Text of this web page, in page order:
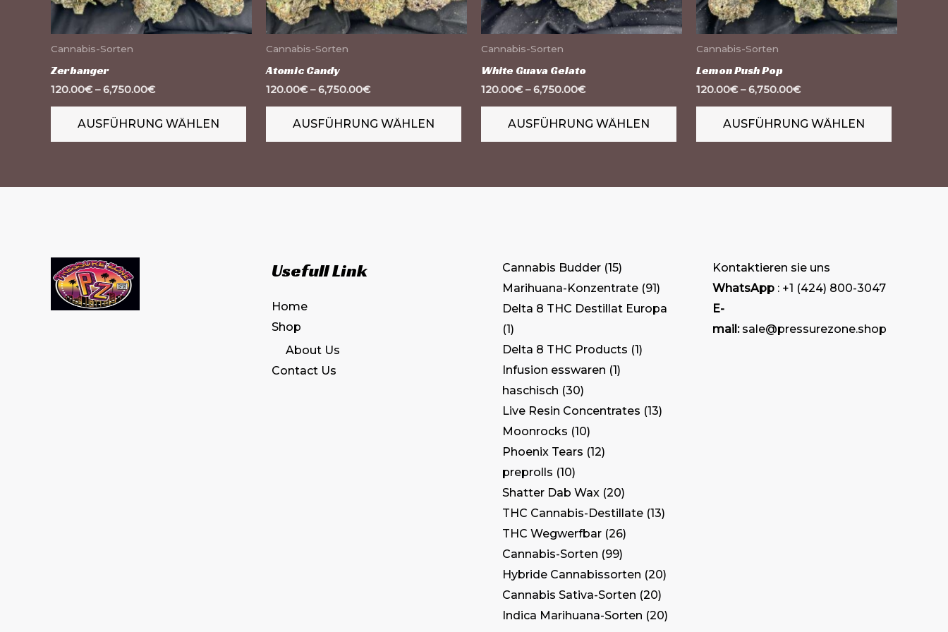
Cannabis-Sorten
Zerbanger
120.00€–6,750.00€
AUSFÜHRUNG WÄHLEN
können
auf
Produktseite
gewählt
werden
Cannabis-Sorten
Atomic Candy
120.00€–6,750.00€
AUSFÜHRUNG WÄHLEN
können
auf
Produktseite
gewählt
werden
Cannabis-Sorten
White Guava Gelato
120.00€–6,750.00€
AUSFÜHRUNG WÄHLEN
können
auf
Produktseite
gewählt
werden
Cannabis-Sorten
Lemon Push Pop
120.00€–6,750.00€
AUSFÜHRUNG WÄHLEN
können
auf
werden
Usefull Link
Home
Shop
About Us
Contact Us
Cannabis Budder 15
Marihuana-Konzentrate 91
Delta 8 THC Destillat Europa
1
Delta 8 THC Products 1
Infusion esswaren 1
haschisch 30
Live Resin Concentrates 13
Moonrocks 10
Phoenix Tears 12
preprolls 10
Shatter Dab Wax 20
THC Cannabis-Destillate 13
THC Wegwerfbar 26
Cannabis-Sorten 99
Hybride Cannabissorten 20
Cannabis Sativa-Sorten 20
Indica Marihuana-Sorten 20
Kontaktieren sie uns
WhatsApp : +1 (424) 800-3047
E-
mail:sale@pressurezone.shop